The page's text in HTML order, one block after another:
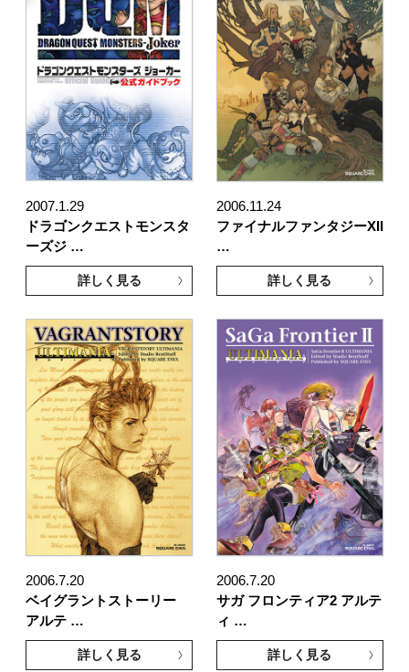
2007.1.29
ドラゴンクエストモンスタ
ーズジ …
詳しく見る
2006.11.24
ファイナルファンタジーXII
…
詳しく見る
2006.7.20
ベイグラントストーリー
アルテ …
詳しく見る
2006.7.20
サガ フロンティア2 アルテ
ィ …
詳しく見る